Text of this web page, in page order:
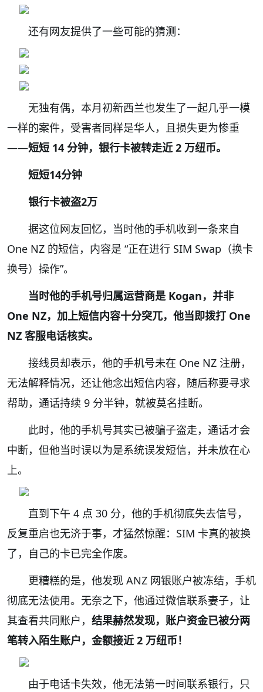
还有网友提供了一些可能的猜测：
无独有偶，本月初新西兰也发生了一起几乎一模
一样的案件，受害者同样是华人，且损失更为惨重
——短短 14 分钟，银行卡被转走近 2 万纽币。
短短14分钟
银行卡被盗2万
据这位网友回忆，当时他的手机收到一条来自
One NZ 的短信，内容是 “正在进行 SIM Swap（换卡
换号）操作”。
当时他的手机号归属运营商是 Kogan，并非
One NZ，加上短信内容十分突兀，他当即拨打 One
NZ 客服电话核实。
接线员却表示，他的手机号未在 One NZ 注册，
无法解释情况，还让他念出短信内容，随后称要寻求
帮助，通话持续 9 分半钟，就被莫名挂断。
此时，他的手机号其实已被骗子盗走，通话才会
中断，但他当时误以为是系统误发短信，并未放在心
上。
直到下午 4 点 30 分，他的手机彻底失去信号，
反复重启也无济于事，才猛然惊醒：SIM 卡真的被换
了，自己的卡已完全作废。
更糟糕的是，他发现 ANZ 网银账户被冻结，手机
彻底无法使用。无奈之下，他通过微信联系妻子，让
其查看共同账户， 结果赫然发现，账户资金已被分两
笔转入陌生账户，金额接近 2 万纽币！
由于电话卡失效，他无法第一时间联系银行，只